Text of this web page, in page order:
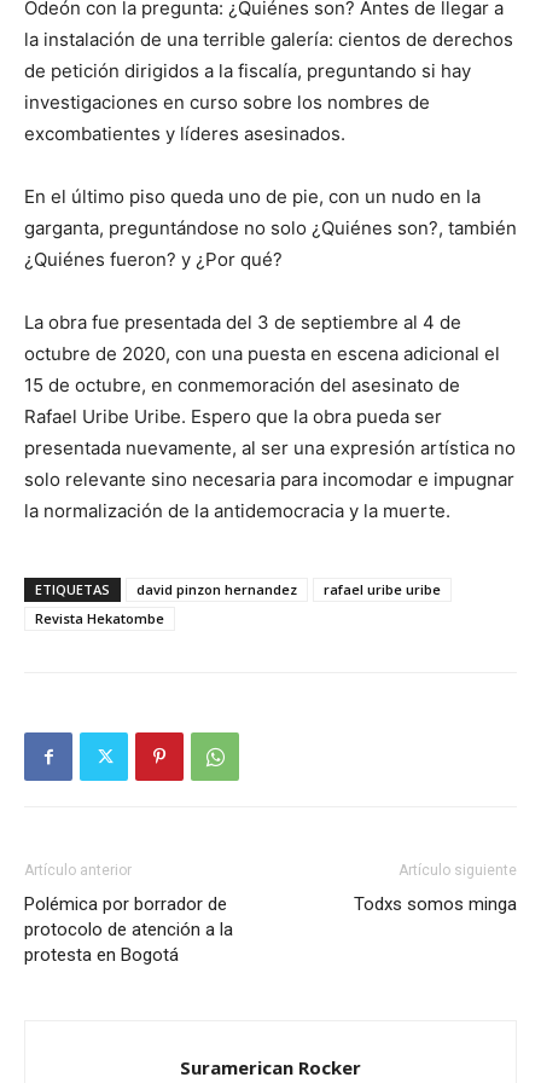
Odeón con la pregunta: ¿Quiénes son? Antes de llegar a
la instalación de una terrible galería: cientos de derechos
de petición dirigidos a la fiscalía, preguntando si hay
investigaciones en curso sobre los nombres de
excombatientes y líderes asesinados.
En el último piso queda uno de pie, con un nudo en la
garganta, preguntándose no solo ¿Quiénes son?, también
¿Quiénes fueron? y ¿Por qué?
La obra fue presentada del 3 de septiembre al 4 de
octubre de 2020, con una puesta en escena adicional el
15 de octubre, en conmemoración del asesinato de
Rafael Uribe Uribe. Espero que la obra pueda ser
presentada nuevamente, al ser una expresión artística no
solo relevante sino necesaria para incomodar e impugnar
la normalización de la antidemocracia y la muerte.
ETIQUETAS david pinzon hernandez
rafael uribe uribe
Revista Hekatombe
Artículo anterior
Polémica por borrador de
protocolo de atención a la
protesta en Bogotá
Artículo siguiente
Todxs somos minga
Suramerican Rocker